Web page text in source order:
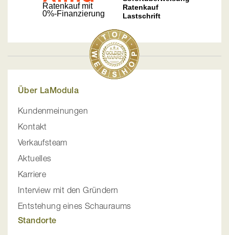
Über LaModula
Kundenmeinungen
Kontakt
Verkaufsteam
Aktuelles
Karriere
Interview mit den Gründern
Entstehung eines Schauraums
Standorte